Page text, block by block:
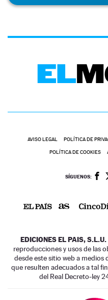
AVISO LEGAL POLÍTICA DE
POLÍTICA DE COOKIES
SÍGUENOS:
EDICIONES EL PAIS, S.L.U.
reproducciones y usos de las
desde este sitio web a
que resulten adecuados a tal
del Real Decreto-ley